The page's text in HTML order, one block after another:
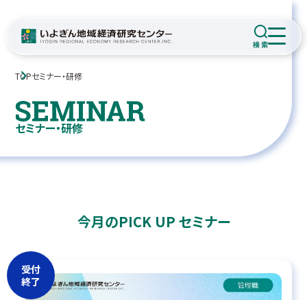
TOPセミナー・研修
セミナー・研修
今月のPICK UP セミナー
受付
終了